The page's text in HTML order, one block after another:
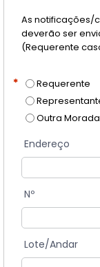
As notificações/
deverão ser
(Requerente
*
Requerente
Outra
Endereço
Nº
Lote/Andar